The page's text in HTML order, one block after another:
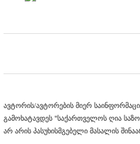
ავტორის/ავტორების მიერ
გამოხატავდეს "საქართველოს ღია
არ არის პასუხისმგებელი მასალის